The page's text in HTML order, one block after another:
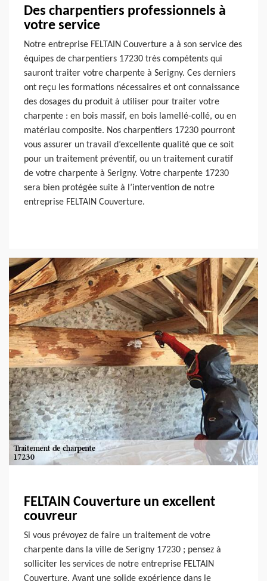
Des charpentiers professionnels à
votre service
Notre entreprise FELTAIN Couverture a à son service des
équipes de charpentiers 17230 très compétents qui
sauront traiter votre charpente à Serigny. Ces derniers
ont reçu les formations nécessaires et ont connaissance
des dosages du produit à utiliser pour traiter votre
charpente : en bois massif, en bois lamellé-collé, ou en
matériau composite. Nos charpentiers 17230 pourront
vous assurer un travail d’excellente qualité que ce soit
pour un traitement préventif, ou un traitement curatif
de votre charpente à Serigny. Votre charpente 17230
sera bien protégée suite à l’intervention de notre
entreprise FELTAIN Couverture.
FELTAIN Couverture un excellent
couvreur
Si vous prévoyez de faire un traitement de votre
charpente dans la ville de Serigny 17230 ; pensez à
solliciter les services de notre entreprise FELTAIN
Couverture. Ayant une solide expérience dans le